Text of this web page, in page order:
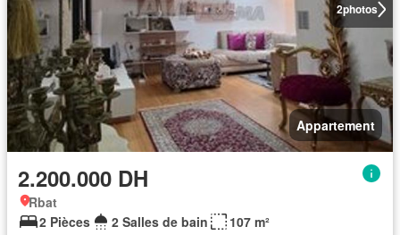
2photos
Appartement
2.200.000 DH
Rbat
2 Pièces
2 Salles de bain 107 m²